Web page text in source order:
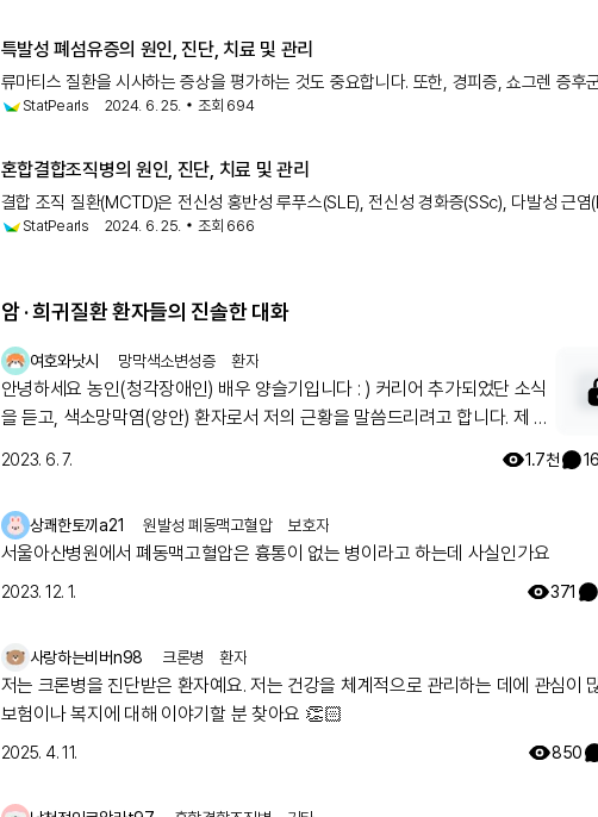
특발성 폐섬유증의 원인, 진단, 치료 및 관리
류마티스 질환을 시사하는 증상을 평가하는 것도 중요합니다. 또한, 경피증, 쇼그렌 증후
다발성 근염/피부근염과 같은 다른 자가면역 관련 질환도 고려하고 평가해야 합니다. 이러
StatPearls 2024. 6. 25. 조회 694
혼합결합조직병의 원인, 진단, 치료 및 관리
결합 조직 질환(MCTD)은 전신성 홍반성 루푸스(SLE), 전신성 경화증(SSc), 다발성 근염
피부근염(DM), 류마티스 관절염(RA) 등 최소 두 가지 결합 조직 질환(CTD)의 특징이 겹치
StatPearls 2024. 6. 25. 조회 666
암 · 희귀질환 환자들의 진솔한 대화
여호와낫시 망막색소변성증 환자
안녕하세요 농인(청각장애인) 배우 양슬기입니다 : ) 커리어 추가되었단 소식
을 듣고, 색소망막염(양안) 환자로서 저의 근황을 말씀드리려고 합니다. 제 직
장애인모델협회 모델반을 수료했으며, 올해부터 본격적으로 모델 겸 영화배
서비스센터 CF촬영과 은밀하게 위대하게 영화감독님의 단편영화 “정적” 촬
영에 참여하였습니다. 또한 곧 있을 범죄스릴러 납치 영화 촬영에 참여할 예정
이에요. 농인(청각장애인)이고 색소망막염 환자인 저에게 어렵지만 의미있는
어노트 여러분의 따뜻한 응원 덕분에 저는 어려운 걸 지금껏 잘 해낼 수 있었
답니다 : ) 저의 한걸음 한걸음으로 전달하고자 하는 것은 병 때문에 자포자기
하신 전세계 모든 환자들에게 삶을 자신의 의지대로 살아간다면 기회와 희망
다. 앞으로도 승승장구하는 저의 소식을 전해드리면서 저로 인해 여러분도 늘
2023. 6. 7. 1.7천 16
상쾌한토끼a21 원발성 폐동맥고혈압 보호자
서울아산병원에서 폐동맥고혈압은 흉통이 없는 병이라고 하는데 사실인가요
2023. 12. 1. 371
사랑하는비버n98 크론병 환자
저는 크론병을 진단받은 환자예요. 저는 건강을 체계적으로 관리하는 데에 관심이
보험이나 복지에 대해 이야기할 분 찾아요 👏🏻
2025. 4. 11. 850